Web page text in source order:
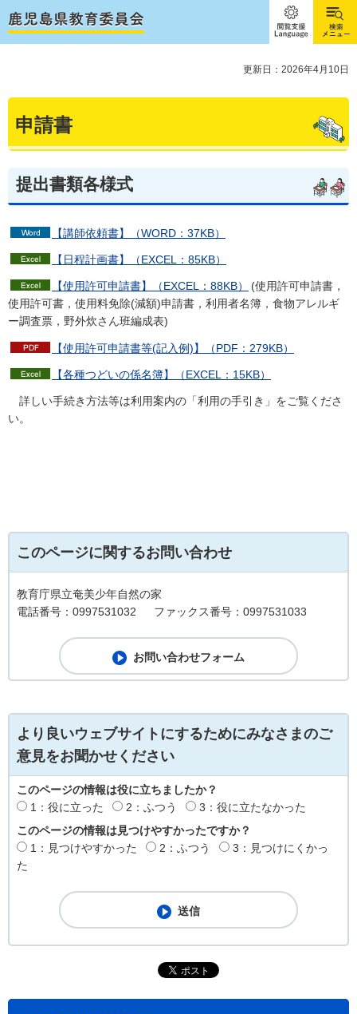
閲覧支
援
Language
検索メ
ニュー
更新日：2026年4月10日
申請書
提出書類各様式
【講師依頼書】（WORD：37KB）
【日程計画書】（EXCEL：85KB）
【使用許可申請書】（EXCEL：88KB）
(使用許可申請書，
使用許可書，使用料免除(減額)申請書，利用者名簿，食物アレルギ
ー調査票，野外炊さん班編成表)
【使用許可申請書等(記入例)】（PDF：279KB）
【各種つどいの係名簿】（EXCEL：15KB）
詳しい手続き方法等は利用案内の「利用の手引き」をご覧くださ
い。
このページに関するお問い合わせ
教育庁県立奄美少年自然の家
電話番号：0997531032
ファックス番号：0997531033
より良いウェブサイトにするためにみなさまのご
意見をお聞かせください
このページの情報は役に立ちましたか？
1：役に立った
2：ふつう
3：役に立たなかった
このページの情報は見つけやすかったですか？
1：見つけやすかった
2：ふつう
3：見つけにくかっ
た